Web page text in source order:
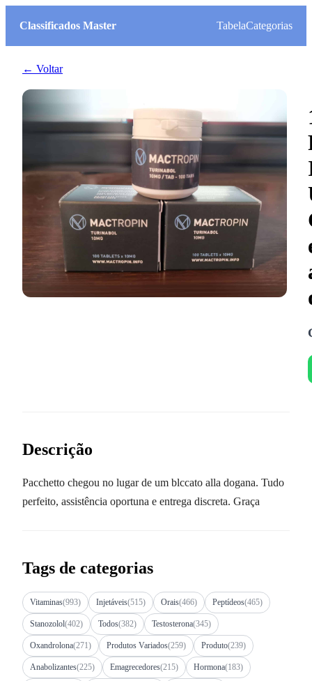
Classificados Master TabelaCategorias
← Voltar
Descrição
Pacchetto chegou no lugar de um blccato alla dogana. Tudo
perfeito, assistência oportuna e entrega discreta. Graça
Tags de categorias
Vitaminas(993) Injetáveis(515) Orais(466) Peptídeos(465)
Stanozolol(402) Todos(382) Testosterona(345)
Oxandrolona(271) Produtos Variados(259) Produto(239)
Anabolizantes(225) Emagrecedores(215) Hormona(183)